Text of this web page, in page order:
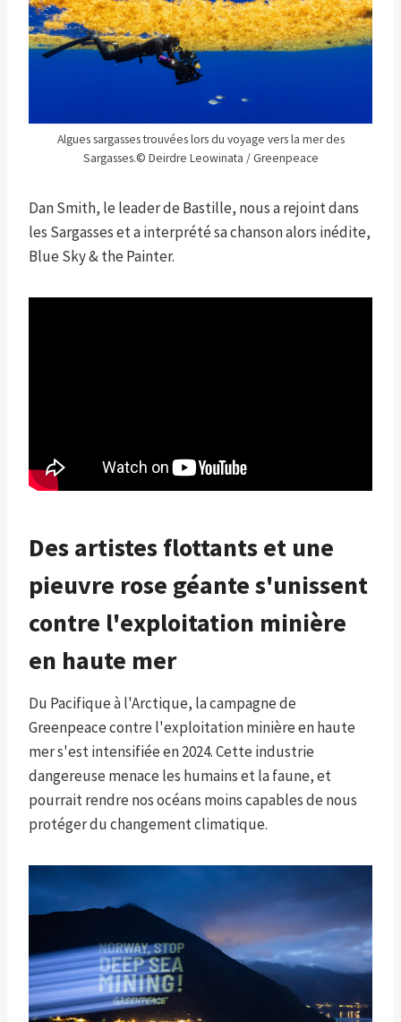
Algues sargasses trouvées lors du voyage vers la mer des
Sargasses.© Deirdre Leowinata / Greenpeace
Dan Smith, le leader de Bastille, nous a rejoint dans
les Sargasses et a interprété sa chanson alors inédite,
Blue Sky & the Painter.
Des artistes flottants et une
pieuvre rose géante s'unissent
contre l'exploitation minière
en haute mer
Du Pacifique à l'Arctique, la campagne de
Greenpeace contre l'exploitation minière en haute
mer s'est intensifiée en 2024. Cette industrie
dangereuse menace les humains et la faune, et
pourrait rendre nos océans moins capables de nous
protéger du changement climatique.